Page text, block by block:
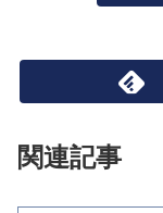
関連記事